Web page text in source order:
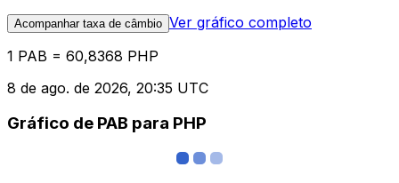
Acompanhar taxa de câmbio Ver gráfico completo
1 PAB = 60,8368 PHP
8 de ago. de 2026, 20:35 UTC
Gráfico de PAB para PHP